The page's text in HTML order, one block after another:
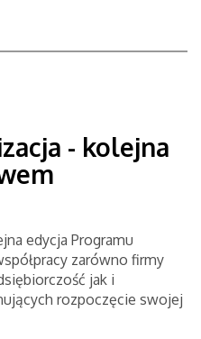
- kolejna
edycja Programu
zarówno firmy
jak i
rozpoczęcie swojej